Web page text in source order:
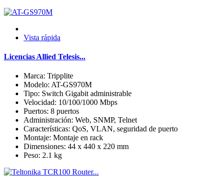
Vista rápida
Licencias Allied Telesis...
Marca: Tripplite
Modelo: AT-GS970M
Tipo: Switch Gigabit administrable
Velocidad: 10/100/1000 Mbps
Puertos: 8 puertos
Administración: Web, SNMP, Telnet
Características: QoS, VLAN, seguridad de puerto
Montaje: Montaje en rack
Dimensiones: 44 x 440 x 220 mm
Peso: 2.1 kg